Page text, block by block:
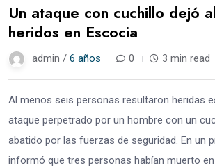
Un ataque con cuchillo dejó
heridos en Escocia
admin / 6 años 0 3 min read
Al menos seis personas resultaron heridas
ataque perpetrado por un hombre con un
abatido por las fuerzas de seguridad. En un
informó que tres personas habían muerto